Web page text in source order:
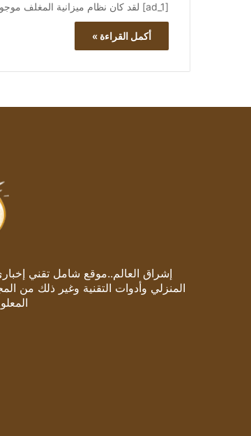
[ad_1] لقد كان نظام ميزانية المغلف موجودًا منذ فترة طويلة، وذلك لسبب وجيه. إنها طريقة بسيطة وسهلة للتحكم في الشؤون…
أكمل القراءة »
إشراق العالم..موقع شامل تقني
المنزلي وأدوات التقنية وغير ذلك من